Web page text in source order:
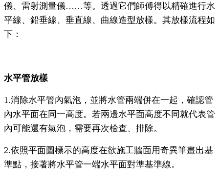
儀、雷射測量儀……等。透過它們師傅得以精確進行水
平線、鉛垂線、垂直線、曲線造型放樣。其放樣流程如
下：
水平管放樣
1.消除水平管內氣泡，並將水管兩端併在一起，確認管
內水平面在同一高度。若兩邊水平面高度不同就代表管
內可能還有氣泡，需要再次檢查、排除。
2.依照平面圖標示的高度在欲施工牆面用奇異筆畫出基
準點，接著將水平管一端水平面對準基準線。